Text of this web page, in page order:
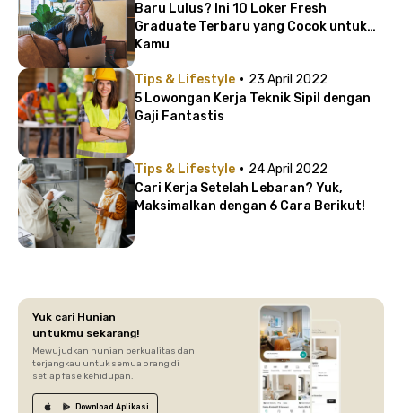
Baru Lulus? Ini 10 Loker Fresh
Graduate Terbaru yang Cocok untuk
Kamu
Tips & Lifestyle · 23 April 2022
5 Lowongan Kerja Teknik Sipil dengan
Gaji Fantastis
Tips & Lifestyle · 24 April 2022
Cari Kerja Setelah Lebaran? Yuk,
Maksimalkan dengan 6 Cara Berikut!
Yuk cari Hunian
untukmu sekarang!
Mewujudkan hunian berkualitas dan
terjangkau untuk semua orang di
setiap fase kehidupan.
Download Aplikasi